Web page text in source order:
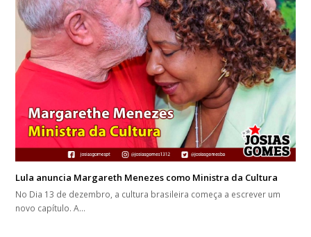
Lula anuncia Margareth Menezes como Ministra da Cultura
No Dia 13 de dezembro, a cultura brasileira começa a escrever um
novo capítulo. A…